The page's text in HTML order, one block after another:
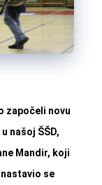
započeli novu
našoj ŠŠD,
Mandir, koji
se